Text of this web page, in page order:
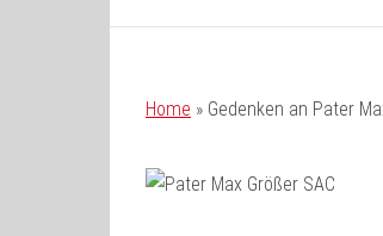
Home » Gedenken an Pater